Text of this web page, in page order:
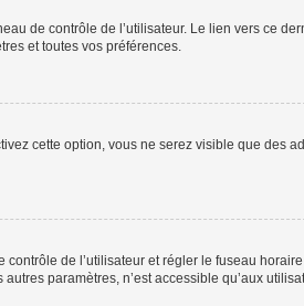
de contrôle de l’utilisateur. Le lien vers ce
et toutes vos préférences.
cette option, vous ne serez visible que des
de l’utilisateur et régler le fuseau
paramètres, n’est accessible qu’aux